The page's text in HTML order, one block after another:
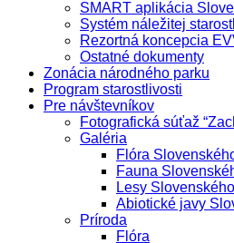
SMART aplikácia
Systém náležitej
Rezortná koncepcia
Ostatné dokumenty
Zonácia národného parku
Program starostlivosti
Pre návštevníkov
Fotografická súťaž
Galéria
Flóra
Fauna
Lesy
Abiotické javy
Príroda
Flóra